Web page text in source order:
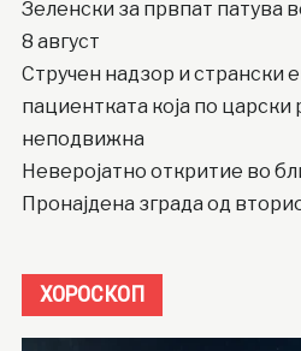
Зеленски за првпат патува
8 август
Стручен надзор и странски
пациентката која по царски
неподвижна
Неверојатно откритие во
Пронајдена зграда од
ХОРОСКОП